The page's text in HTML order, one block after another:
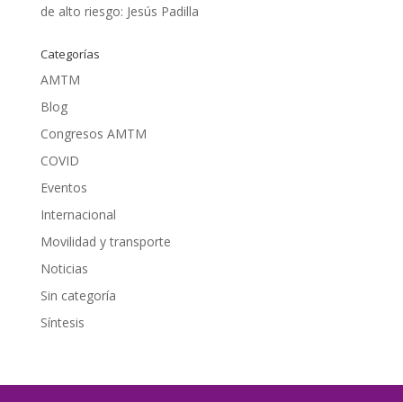
de alto riesgo: Jesús Padilla
Categorías
AMTM
Blog
Congresos AMTM
COVID
Eventos
Internacional
Movilidad y transporte
Noticias
Sin categoría
Síntesis